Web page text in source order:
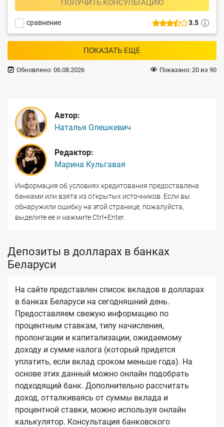
3.5
сравнение
ПОЛУЧИТЬ КОНСУЛЬТАЦИЮ
ПОКАЗАТЬ ЕЩЕ
Обновлено: 06.08.2026 Показано: 20 из 90
Автор:
Наталья Олешкевич
Редактор:
Марина Кульгавая
Информация об условиях кредитования предоставлена
банками или взята из открытых источников. Если вы
обнаружили ошибку на этой странице, пожалуйста,
выделите ее и нажмите Ctrl+Enter.
Депозиты в долларах в банках
Беларуси
На сайте представлен список вкладов в долларах
в банках Беларуси на сегодняшний день.
Предоставляем свежую информацию по
процентным ставкам, типу начисления,
пролонгации и капитализации, ожидаемому
доходу и сумме налога (который придется
уплатить, если вклад сроком меньше года). На
основе этих данный можно онлайн подобрать
подходящий банк. Дополнительно рассчитать
доход, отталкиваясь от суммы вклада и
процентной ставки, можно используя онлайн
калькулятор. Консультация банковского